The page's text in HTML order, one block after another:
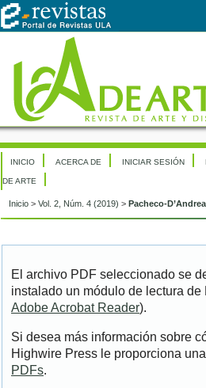
INICIO ACERCA DE INICIAR SESIÓN
DE ARTE
Inicio > Vol. 2, Núm. 4 (2019) > Pacheco-D’Andrea
El archivo PDF seleccionado se
instalado un módulo de lectura
Adobe Acrobat Reader).
Si desea más información sobre
Highwire Press le proporciona
PDFs.